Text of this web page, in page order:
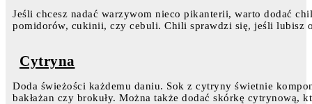
Jeśli chcesz nadać warzywom nieco pikanterii, warto dodać
pomidorów, cukinii, czy cebuli. Chili sprawdzi się, jeśli lubisz
Cytryna
Doda świeżości każdemu daniu. Sok z cytryny świetnie
bakłażan czy brokuły. Można także dodać skórkę cytrynową,